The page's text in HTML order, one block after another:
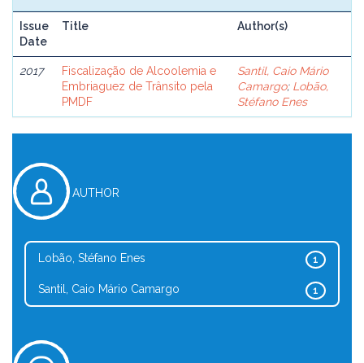
Issue
Date
Title Author(s)
2017
Fiscalização de Alcoolemia e
Embriaguez de Trânsito pela
PMDF
Santil, Caio Mário
Camargo; Lobão,
Stéfano Enes
AUTHOR
1
Lobão, Stéfano Enes
1
Santil, Caio Mário Camargo